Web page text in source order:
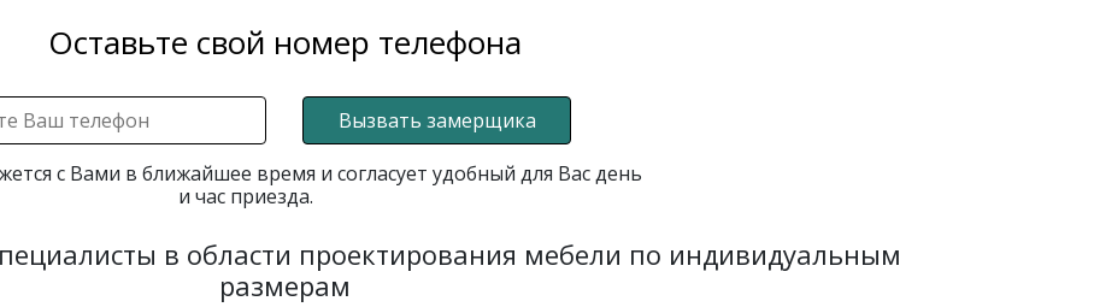
Оставьте свой номер телефона
Вызвать замерщика
с Вами в ближайшее время и согласует удобный для Вас день
и час приезда.
в области проектирования мебели по индивидуальным
размерам